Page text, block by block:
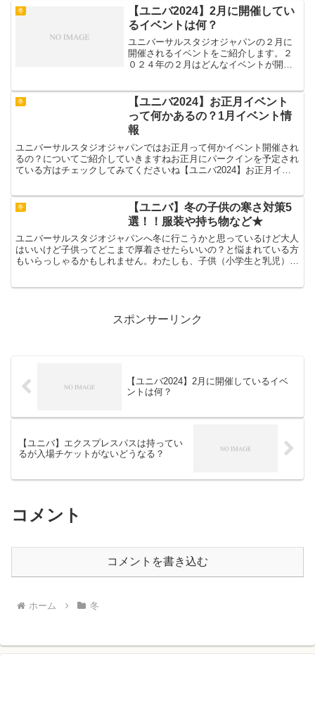
冬
【ユニバ2024】2月に開催してい
るイベントは何？
ユニバーサルスタジオジャパンの２月に
開催されるイベントをご紹介します。２
０２４年の２月はどんなイベントが開催
トがあるならぜひぜひ空いているときに
いきたいですね。2月のイ...
冬
【ユニバ2024】お正月イベント
って何かあるの？1月イベント情
報
ユニバーサルスタジオジャパンではお正月って何かイベント開催され
るの？についてご紹介していきますねお正月にパークインを予定され
ている方はチェックしてみてくださいね【ユニバ2024】お正月イベ
冬
【ユニバ】冬の子供の寒さ対策5
選！！服装や持ち物など★
ユニバーサルスタジオジャパンへ冬に行こうかと思っているけど大人
はいいけど子供ってどこまで厚着させたらいいの？と悩まれている方
もいらっしゃるかもしれません。わたしも、子供（小学生と乳児）を
スポンサーリンク
【ユニバ2024】2月に開催しているイベ
ントは何？
【ユニバ】エクスプレスパスは持ってい
るが入場チケットがないどうなる？
コメント
コメントを書き込む
ホーム 冬